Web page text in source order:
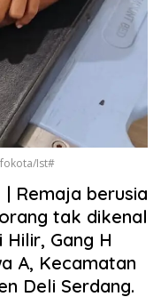
Ist#
Remaja berusia
tak dikenal
Gang H
A, Kecamatan
Deli Serdang.